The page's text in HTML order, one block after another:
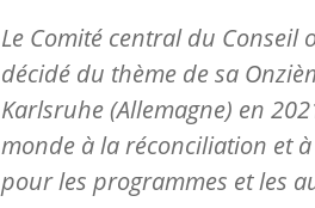
Le Comité central du Conseil
décidé du thème de sa
Karlsruhe (Allemagne) en
monde à la réconciliation et
pour les programmes et les